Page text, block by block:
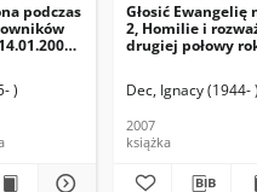
podczas
)
Głosić Ewangelię
2, Homilie i
drugiej połowy
Dec, Ignacy (1944- )
2007
książka